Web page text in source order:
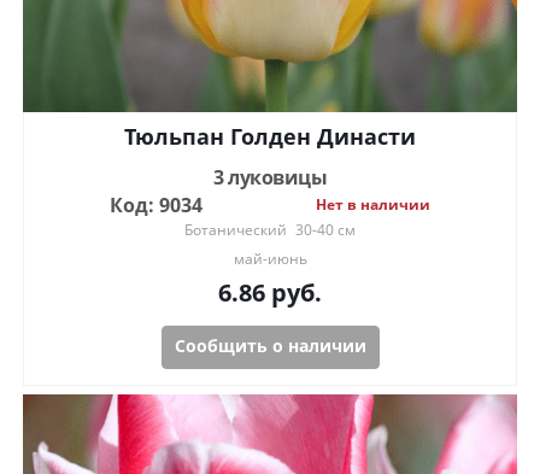
Тюльпан Голден Династи
3 луковицы
Код: 9034
Нет в наличии
Ботанический 30-40 см
май-июнь
6.86 руб.
Сообщить о наличии